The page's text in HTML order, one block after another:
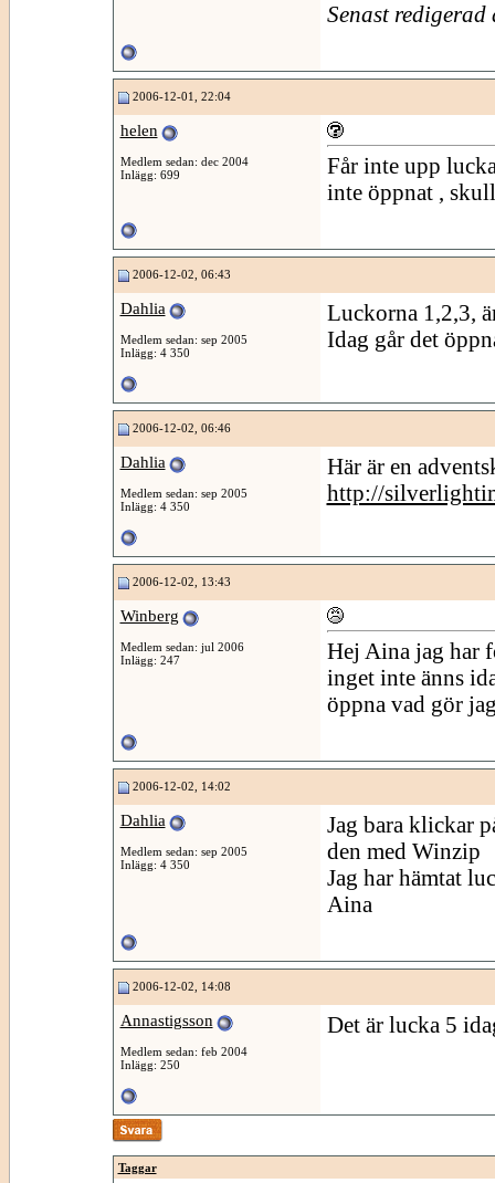
Senast
2006-12-01, 22:04
helen
Medlem sedan: dec 2004
Inlägg: 699
Får inte upp
inte öppnat ,
2006-12-02, 06:43
Dahlia
Medlem sedan: sep 2005
Inlägg: 4 350
Luckorna 1,2,3,
Idag går det
2006-12-02, 06:46
Dahlia
Medlem sedan: sep 2005
Inlägg: 4 350
Här är en
http://
2006-12-02, 13:43
Winberg
Medlem sedan: jul 2006
Inlägg: 247
Hej Aina jag har
inget inte änns
öppna vad gör
2006-12-02, 14:02
Dahlia
Medlem sedan: sep 2005
Inlägg: 4 350
Jag bara klickar
den med Winzip
Jag har hämtat
Aina
2006-12-02, 14:08
Annastigsson
Medlem sedan: feb 2004
Inlägg: 250
Det är lucka 5
Taggar